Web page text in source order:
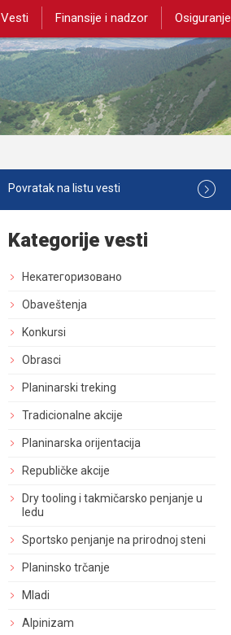
Vesti Finansije i nadzor Osiguranje
Povratak na listu vesti
Kategorije vesti
Некатегоризовано
Obaveštenja
Konkursi
Obrasci
Planinarski treking
Tradicionalne akcije
Planinarska orijentacija
Republičke akcije
Dry tooling i takmičarsko penjanje u
ledu
Sportsko penjanje na prirodnoj steni
Planinsko trčanje
Mladi
Alpinizam